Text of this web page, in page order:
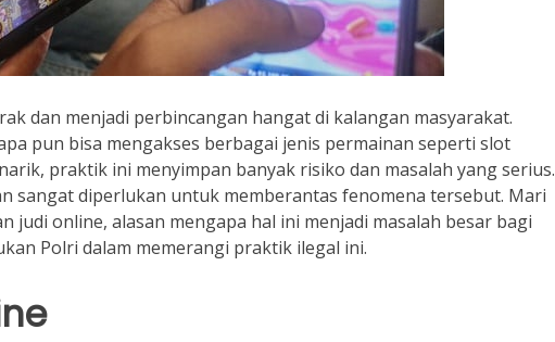
dan menjadi perbincangan hangat di kalangan masyarakat.
pun bisa mengakses berbagai jenis permainan seperti slot
praktik ini menyimpan banyak risiko dan masalah yang serius.
sangat diperlukan untuk memberantas fenomena tersebut. Mari
judi online, alasan mengapa hal ini menjadi masalah besar bagi
Polri dalam memerangi praktik ilegal ini.